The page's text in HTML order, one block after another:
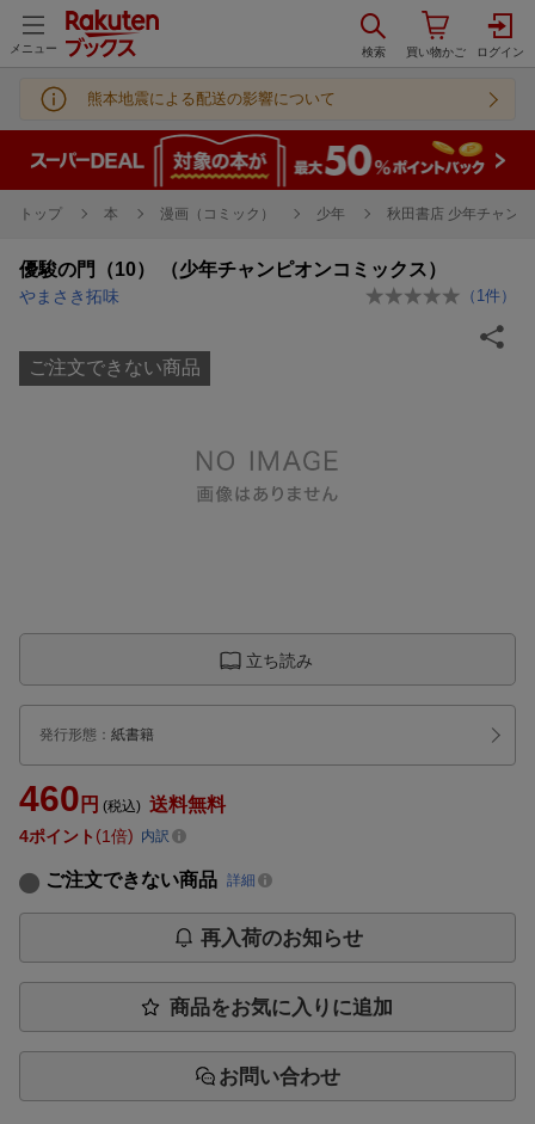
メニュー
熊本地震による配送の影響について
トップ 本 漫画（コミック） 少年 秋田書店 少年チャン
優駿の門（10） （少年チャンピオンコミックス）
やまさき拓味 （ 1 件）
ご注文できない商品
立ち読み
発行形態 ： 紙書籍
460 円 (税込) 送料無料
4ポイント 1倍 内訳
ご注文できない商品 詳細
再入荷のお知らせ
商品をお気に入りに追加
お問い合わせ